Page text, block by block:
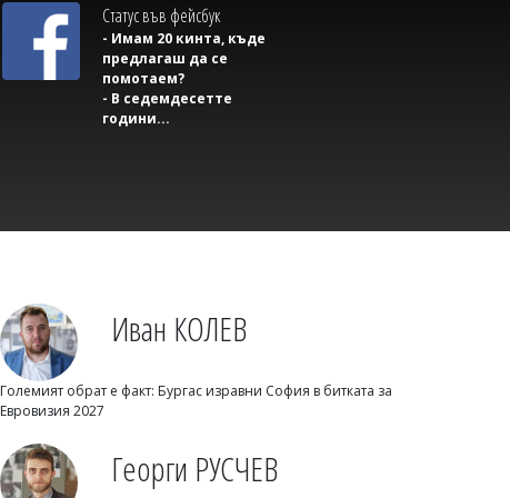
Статус във фейсбук
- Имам 20 кинта, къде
предлагаш да се
помотаем?
- В седемдесетте
години...
Иван КОЛЕВ
Големият обрат е факт: Бургас изравни София в битката за
Евровизия 2027
Георги РУСЧЕВ